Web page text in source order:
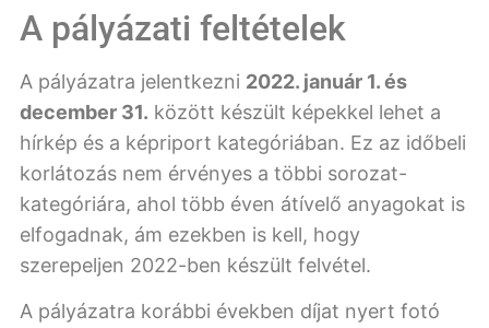
A pályázati feltételek
A pályázatra jelentkezni 2022. január 1. és
december 31. között készült képekkel lehet a
hírkép és a képriport kategóriában. Ez az időbeli
korlátozás nem érvényes a többi sorozat-
kategóriára, ahol több éven átívelő anyagokat is
elfogadnak, ám ezekben is kell, hogy
szerepeljen 2022-ben készült felvétel.
A pályázatra korábbi években díjat nyert fotó